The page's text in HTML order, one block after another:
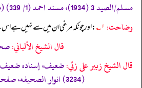
مسلم/الصید 3 (1934)، مسند احمد (1/ 339) (صحیح)»
وضاحت: ۱؎ : اور چونکہ مرغی ان میں سے نہیں ہے
قال الشيخ الألباني:
قال الشيخ زبير على زئي:
(3234) انوار الصحيفه، صفحه نمبر 353